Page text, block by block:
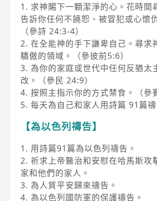
1. 求神賜下一顆潔淨的心。花時間
告訴你任何不饒恕、被冒犯或心懷
（參詩 24:3-4）
2. 在全能神的手下謙卑自己。尋求
驕傲的領域。（參彼前5:6）
3. 為你的家庭或世代中任何反猶太
改。（參民 24:9）
4. 按照主指示你的方式禁食。（參
5. 每天為自己和家人用詩篇 91篇禱
【為以色列禱告】
1. 用詩篇91篇為以色列禱告。
2. 祈求上帝醫治和安慰在哈馬斯攻
家和他們的家人。
3. 為人質平安歸來禱告。
4. 為以色列國防軍的保護禱告。